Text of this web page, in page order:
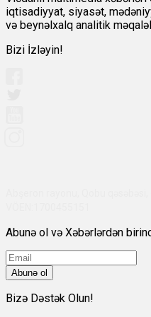
iqtisadiyyat, siyasət,
və beynəlxalq analitik
Bizi İzləyin!
Abunə ol və Xəbərlərdən
Abunə ol
Bizə Dəstək Olun!